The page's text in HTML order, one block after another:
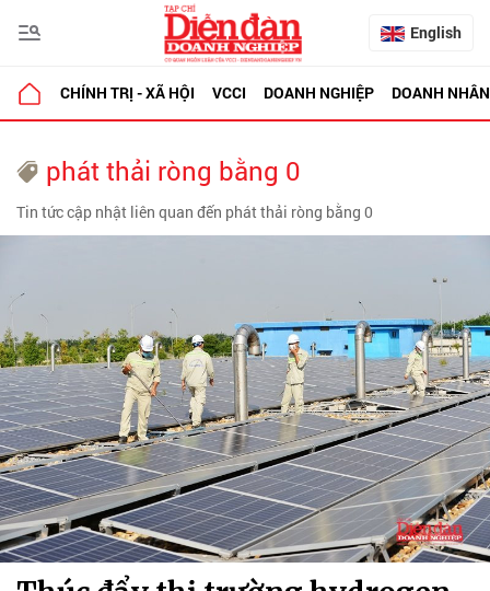
English
CHÍNH TRỊ - XÃ HỘI VCCI DOANH NGHIỆP DOANH NHÂN
phát thải ròng bằng 0
Tin tức cập nhật liên quan đến phát thải ròng bằng 0